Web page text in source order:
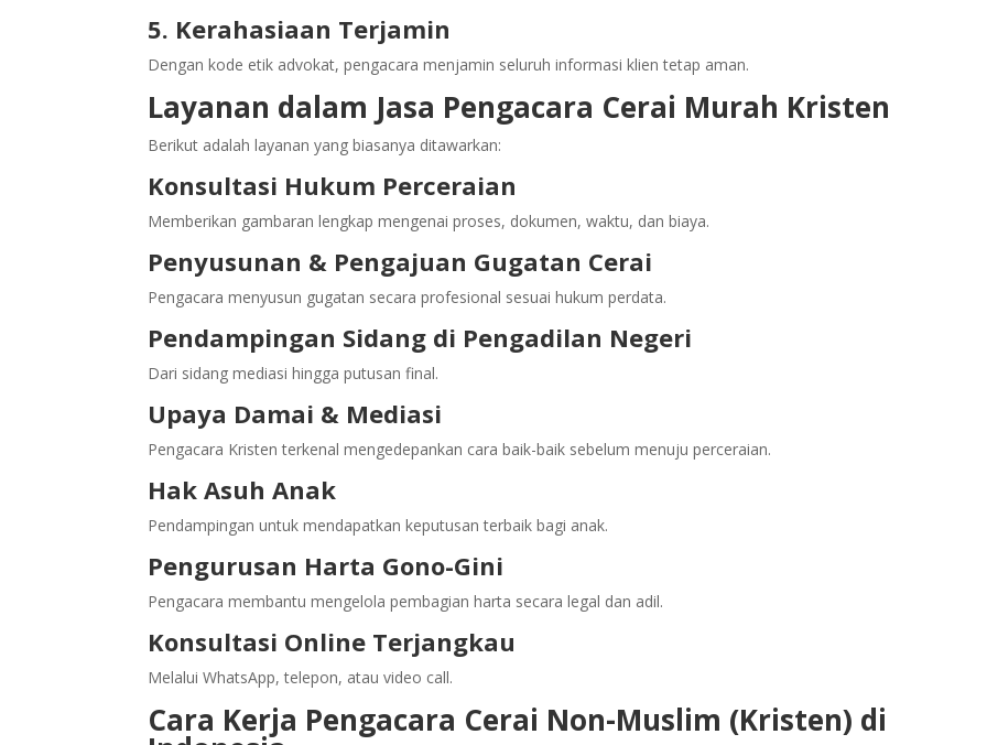
5. Kerahasiaan Terjamin
Dengan kode etik advokat, pengacara menjamin seluruh informasi klien tetap aman.
Layanan dalam Jasa Pengacara Cerai Murah Kristen
Berikut adalah layanan yang biasanya ditawarkan:
Konsultasi Hukum Perceraian
Memberikan gambaran lengkap mengenai proses, dokumen, waktu, dan biaya.
Penyusunan & Pengajuan Gugatan Cerai
Pengacara menyusun gugatan secara profesional sesuai hukum perdata.
Pendampingan Sidang di Pengadilan Negeri
Dari sidang mediasi hingga putusan final.
Upaya Damai & Mediasi
Pengacara Kristen terkenal mengedepankan cara baik-baik sebelum menuju perceraian.
Hak Asuh Anak
Pendampingan untuk mendapatkan keputusan terbaik bagi anak.
Pengurusan Harta Gono-Gini
Pengacara membantu mengelola pembagian harta secara legal dan adil.
Konsultasi Online Terjangkau
Melalui WhatsApp, telepon, atau video call.
Cara Kerja Pengacara Cerai Non-Muslim (Kristen) di